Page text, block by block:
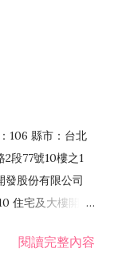
106 縣市：台北
段77號10樓之1
股份有限公司
住宅及大樓開發
租賃業 I503010
閱讀完整內容